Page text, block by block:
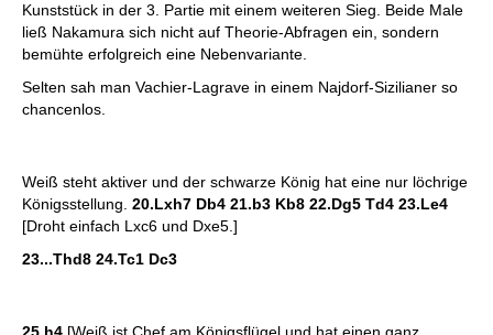
Kunststück in der 3. Partie mit einem weiteren Sieg. Beide Male
ließ Nakamura sich nicht auf Theorie-Abfragen ein, sondern
bemühte erfolgreich eine Nebenvariante.
Selten sah man Vachier-Lagrave in einem Najdorf-Sizilianer so
chancenlos.
Weiß steht aktiver und der schwarze König hat eine nur löchrige
Königsstellung. 20.Lxh7 Db4 21.b3 Kb8 22.Dg5 Td4 23.Le4
[Droht einfach Lxc6 und Dxe5.]
23...Thd8 24.Tc1 Dc3